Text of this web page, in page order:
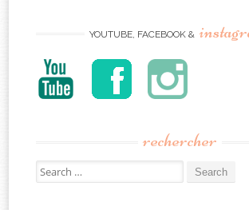
YOUTUBE, FACEBOOK &
rechercher
Search
for: